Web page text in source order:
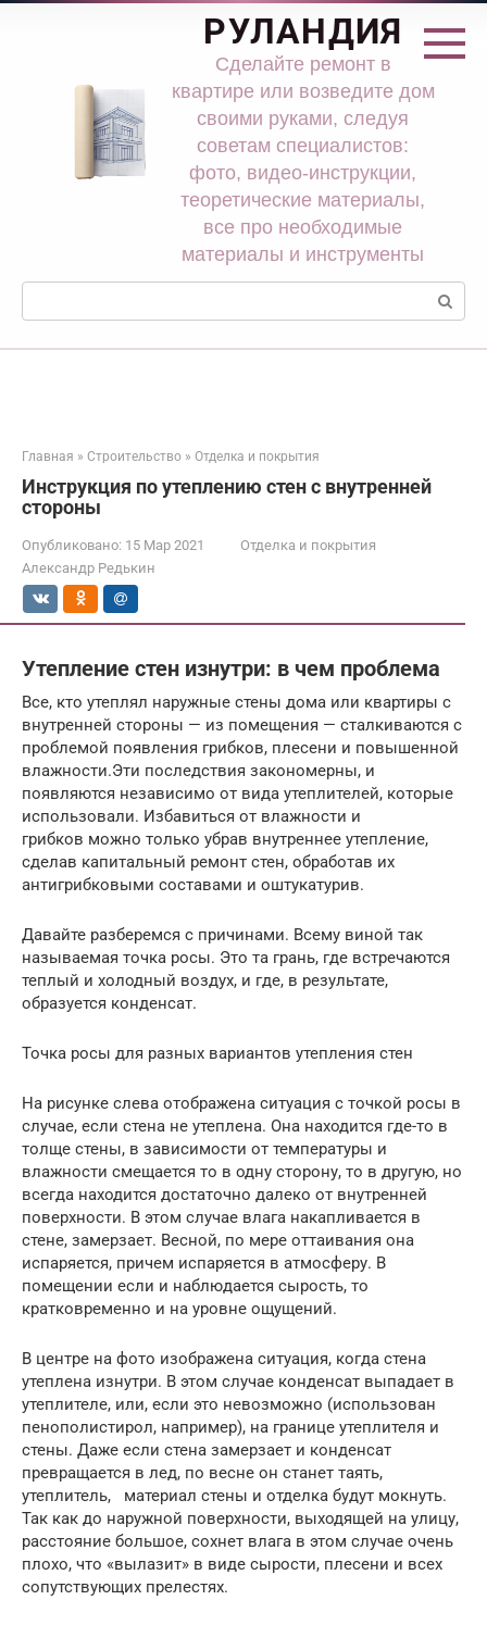
Перейти
РУЛАНДИЯ
Сделайте ремонт в
квартире или возведите дом
своими руками, следуя
советам специалистов:
фото, видео-инструкции,
теоретические материалы,
все про необходимые
материалы и инструменты
Поиск:
Главная » Строительство » Отделка и покрытия
Инструкция по утеплению стен с внутренней
стороны
Опубликовано: 15 Мар 2021
Отделка и покрытия
Александр Редькин
Утепление стен изнутри: в чем проблема
Все, кто утеплял наружные стены дома или квартиры с
внутренней стороны — из помещения — сталкиваются с
проблемой появления грибков, плесени и повышенной
влажности.Эти последствия закономерны, и
появляются независимо от вида утеплителей, которые
использовали. Избавиться от влажности и
грибков можно только убрав внутреннее утепление,
сделав капитальный ремонт стен, обработав их
антигрибковыми составами и оштукатурив.
Давайте разберемся с причинами. Всему виной так
называемая точка росы. Это та грань, где встречаются
теплый и холодный воздух, и где, в результате,
образуется конденсат.
Точка росы для разных вариантов утепления стен
На рисунке слева отображена ситуация с точкой росы в
случае, если стена не утеплена. Она находится где-то в
толще стены, в зависимости от температуры и
влажности смещается то в одну сторону, то в другую, но
всегда находится достаточно далеко от внутренней
поверхности. В этом случае влага накапливается в
стене, замерзает. Весной, по мере оттаивания она
испаряется, причем испаряется в атмосферу. В
помещении если и наблюдается сырость, то
кратковременно и на уровне ощущений.
В центре на фото изображена ситуация, когда стена
утеплена изнутри. В этом случае конденсат выпадает в
утеплителе, или, если это невозможно (использован
пенополистирол, например), на границе утеплителя и
стены. Даже если стена замерзает и конденсат
превращается в лед, по весне он станет таять,
утеплитель, материал стены и отделка будут мокнуть.
Так как до наружной поверхности, выходящей на улицу,
расстояние большое, сохнет влага в этом случае очень
плохо, что «вылазит» в виде сырости, плесени и всех
сопутствующих прелестях.